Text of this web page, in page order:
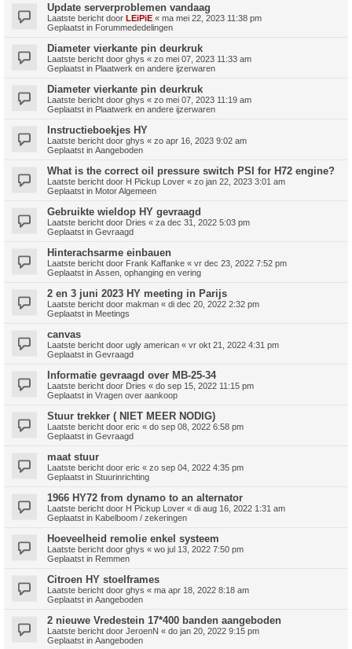
Update serverproblemen vandaag
Laatste bericht door LEiPiE « ma mei 22, 2023 11:38 pm
Geplaatst in Forummededelingen
Diameter vierkante pin deurkruk
Laatste bericht door ghys « zo mei 07, 2023 11:33 am
Geplaatst in Plaatwerk en andere ijzerwaren
Diameter vierkante pin deurkruk
Laatste bericht door ghys « zo mei 07, 2023 11:19 am
Geplaatst in Plaatwerk en andere ijzerwaren
Instructieboekjes HY
Laatste bericht door ghys « zo apr 16, 2023 9:02 am
Geplaatst in Aangeboden
What is the correct oil pressure switch PSI for H72 engine?
Laatste bericht door H Pickup Lover « zo jan 22, 2023 3:01 am
Geplaatst in Motor Algemeen
Gebruikte wieldop HY gevraagd
Laatste bericht door Dries « za dec 31, 2022 5:03 pm
Geplaatst in Gevraagd
Hinterachsarme einbauen
Laatste bericht door Frank Kaffanke « vr dec 23, 2022 7:52 pm
Geplaatst in Assen, ophanging en vering
2 en 3 juni 2023 HY meeting in Parijs
Laatste bericht door makman « di dec 20, 2022 2:32 pm
Geplaatst in Meetings
canvas
Laatste bericht door ugly american « vr okt 21, 2022 4:31 pm
Geplaatst in Gevraagd
Informatie gevraagd over MB-25-34
Laatste bericht door Dries « do sep 15, 2022 11:15 pm
Geplaatst in Vragen over aankoop
Stuur trekker ( NIET MEER NODIG)
Laatste bericht door eric « do sep 08, 2022 6:58 pm
Geplaatst in Gevraagd
maat stuur
Laatste bericht door eric « zo sep 04, 2022 4:35 pm
Geplaatst in Stuurinrichting
1966 HY72 from dynamo to an alternator
Laatste bericht door H Pickup Lover « di aug 16, 2022 1:31 am
Geplaatst in Kabelboom / zekeringen
Hoeveelheid remolie enkel systeem
Laatste bericht door ghys « wo jul 13, 2022 7:50 pm
Geplaatst in Remmen
Citroen HY stoelframes
Laatste bericht door ghys « ma apr 18, 2022 8:18 am
Geplaatst in Aangeboden
2 nieuwe Vredestein 17*400 banden aangeboden
Laatste bericht door JeroenN « do jan 20, 2022 9:15 pm
Geplaatst in Aangeboden